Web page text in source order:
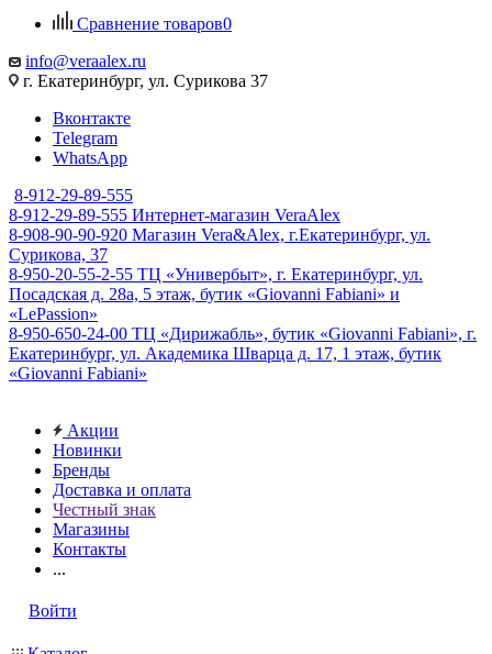
Сравнение товаров0
info@veraalex.ru
г. Екатеринбург, ул. Сурикова 37
Вконтакте
Telegram
WhatsApp
8-912-29-89-555
8-912-29-89-555 Интернет-магазин VeraAlex
8-908-90-90-920 Магазин Vera&Alex, г.Екатеринбург, ул.
Сурикова, 37
8-950-20-55-2-55 ТЦ «Универбыт», г. Екатеринбург, ул.
Посадская д. 28а, 5 этаж, бутик «Giovanni Fabiani» и
«LePassion»
8-950-650-24-00 ТЦ «Дирижабль», бутик «Giovanni Fabiani», г.
Екатеринбург, ул. Академика Шварца д. 17, 1 этаж, бутик
«Giovanni Fabiani»
Акции
Новинки
Бренды
Доставка и оплата
Честный знак
Магазины
Контакты
...
Войти